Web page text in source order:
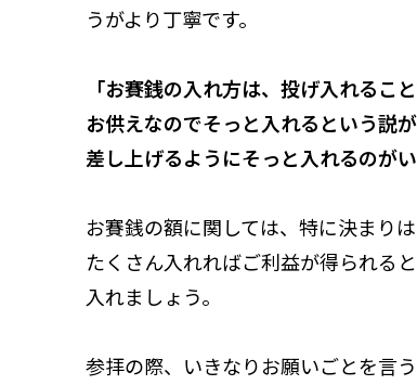
うがより丁寧です。
「お賽銭の入れ方は、投げ入れるこ
お供えなのでそっと入れるという説
差し上げるようにそっと入れるのが
お賽銭の額に関しては、特に決まりは
たくさん入れればご利益が得られる
入れましょう。
参拝の際、いきなりお願いごとを言う